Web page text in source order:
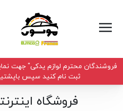
فروشندگان محترم لوازم یدکی" جهت
ثبت نام کنید سپس
فروشگاه